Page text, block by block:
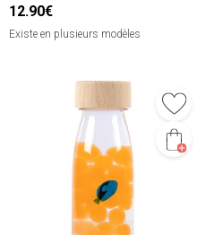
12.90€
Existe en plusieurs modèles